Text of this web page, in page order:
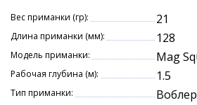
Вес приманки (гр): 21
Длина приманки (мм): 128
Модель приманки: Mag
Рабочая глубина (м): 1.5
Тип приманки: